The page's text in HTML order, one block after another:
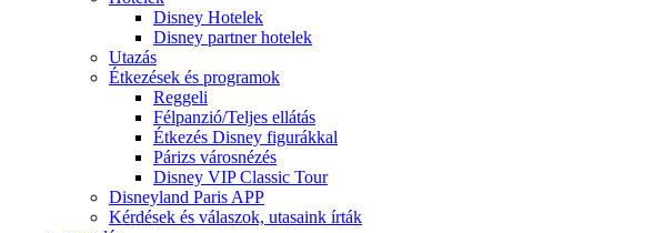
Disney Hotelek
Disney partner hotelek
Utazás
Étkezések és programok
Reggeli
Félpanzió/Teljes ellátás
Étkezés Disney figurákkal
Párizs városnézés
Disney VIP Classic Tour
Disneyland Paris APP
Kérdések és válaszok, utasaink írták